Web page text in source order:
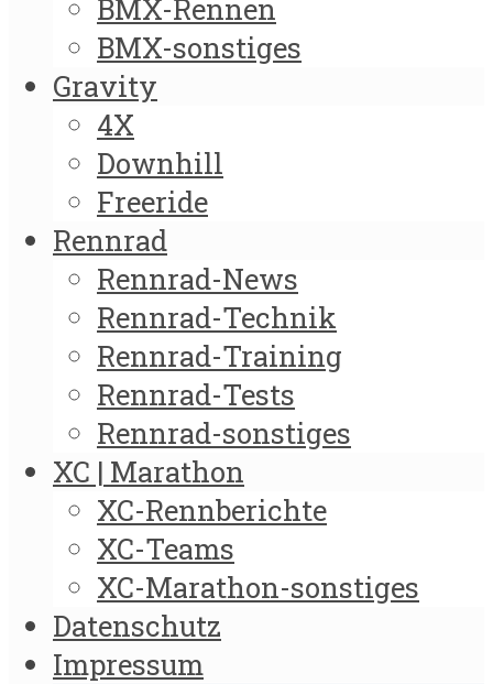
BMX-Rennen
BMX-sonstiges
Gravity
4X
Downhill
Freeride
Rennrad
Rennrad-News
Rennrad-Technik
Rennrad-Training
Rennrad-Tests
Rennrad-sonstiges
XC | Marathon
XC-Rennberichte
XC-Teams
XC-Marathon-sonstiges
Datenschutz
Impressum